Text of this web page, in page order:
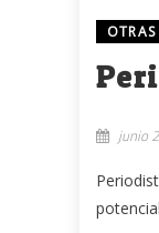
junio